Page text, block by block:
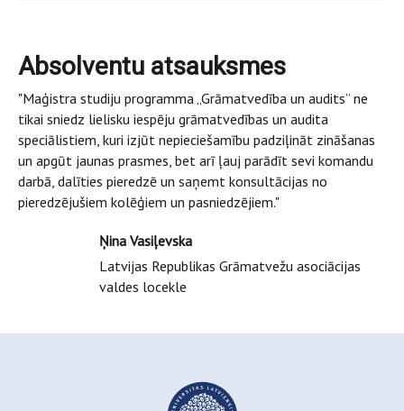
Absolventu atsauksmes
"Maģistra studiju programma „Grāmatvedība un audits” ne
tikai sniedz lielisku iespēju grāmatvedības un audita
speciālistiem, kuri izjūt nepieciešamību padziļināt zināšanas
un apgūt jaunas prasmes, bet arī ļauj parādīt sevi komandu
darbā, dalīties pieredzē un saņemt konsultācijas no
pieredzējušiem kolēģiem un pasniedzējiem."
Ņina Vasiļevska
Latvijas Republikas Grāmatvežu asociācijas
valdes locekle